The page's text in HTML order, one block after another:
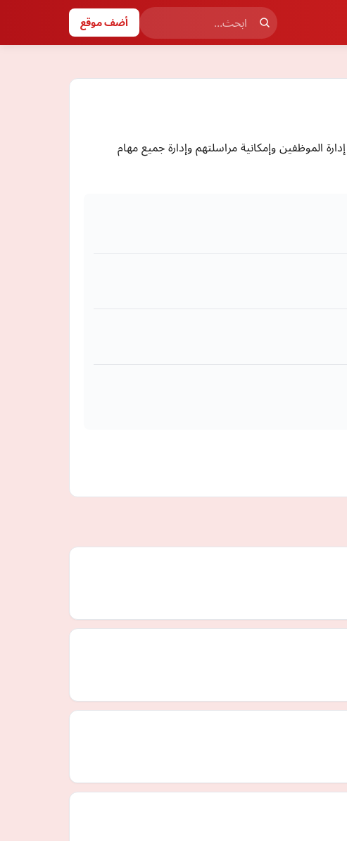
أضف موقع
الموظفين وإمكانية مراسلتهم وإدارة جميع مهام